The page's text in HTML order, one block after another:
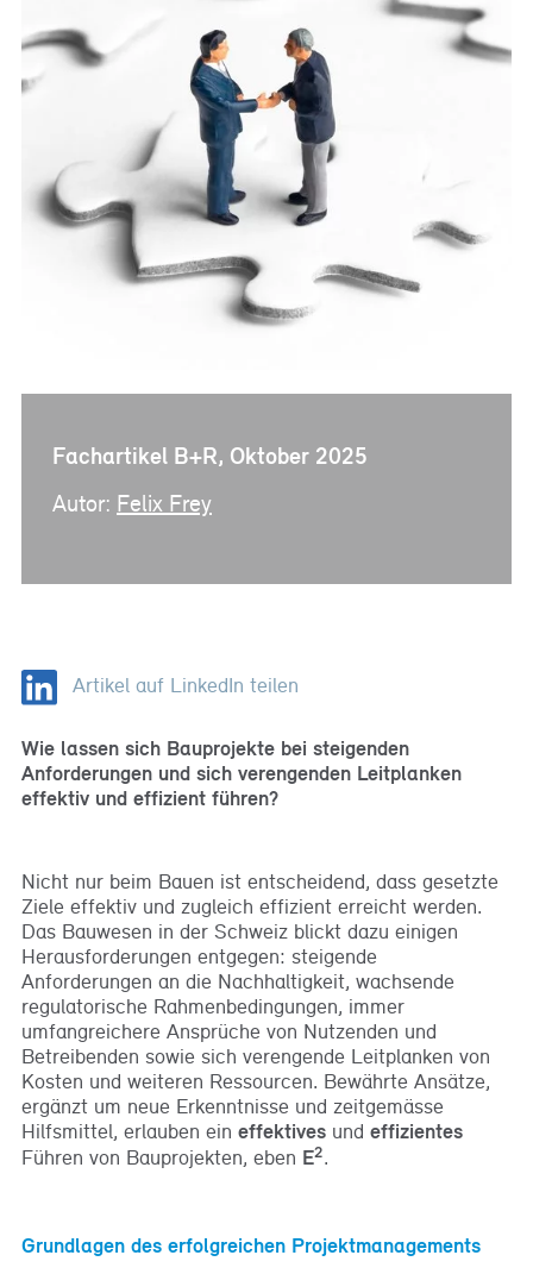
Referenzen
Bauherrenberatung
Immobilienberatung
Unternehmensberatung
Publikationen
News
Fachartikel
PM-Fachbuch
Artikel auf LinkedIn teilen
Wie lassen sich Bauprojekte bei steigenden
Anforderungen und sich verengenden Leitplanken
effektiv und effizient führen?
Nicht nur beim Bauen ist entscheidend, dass gesetzte
Ziele effektiv und zugleich effizient erreicht werden.
Das Bauwesen in der Schweiz blickt dazu einigen
Herausforderungen entgegen: steigende
Anforderungen an die Nachhaltigkeit, wachsende
regulatorische Rahmenbedingungen, immer
umfangreichere Ansprüche von Nutzenden und
Betreibenden sowie sich verengende Leitplanken von
Kosten und weiteren Ressourcen. Bewährte Ansätze,
ergänzt um neue Erkenntnisse und zeitgemässe
Hilfsmittel, erlauben ein effektives und effizientes
Führen von Bauprojekten, eben E2.
Grundlagen des erfolgreichen Projektmanagements
Fachartikel B+R, Oktober 2025
Autor: Felix Frey